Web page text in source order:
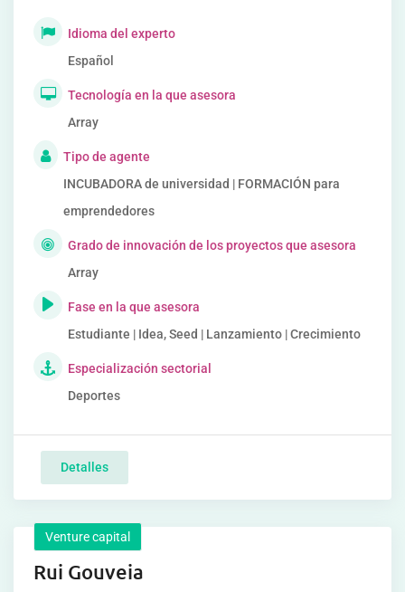
Idioma del experto
Español
Tecnología en la que asesora
Array
Tipo de agente
INCUBADORA de universidad | FORMACIÓN para
emprendedores
Grado de innovación de los proyectos que asesora
Array
Fase en la que asesora
Estudiante | Idea, Seed | Lanzamiento | Crecimiento
Especialización sectorial
Deportes
Detalles
Venture capital
Rui Gouveia